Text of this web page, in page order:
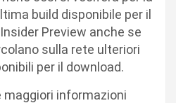
build disponibile per il
Preview anche se
sulla rete ulteriori
per il download.
maggiori informazioni